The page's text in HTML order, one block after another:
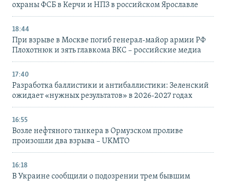
охраны ФСБ в Керчи и НПЗ в российском Ярославле
18:44
При взрыве в Москве погиб генерал-майор армии РФ
Плохотнюк и зять главкома ВКС – российские медиа
17:40
Разработка баллистики и антибаллистики: Зеленский
ожидает «нужных результатов» в 2026-2027 годах
16:55
Возле нефтяного танкера в Ормузском проливе
произошли два взрыва – UKMTO
16:18
В Украине сообщили о подозрении трем бывшим